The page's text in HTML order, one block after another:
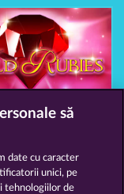
să
date cu caracter
unici, pe
tehnologiilor de